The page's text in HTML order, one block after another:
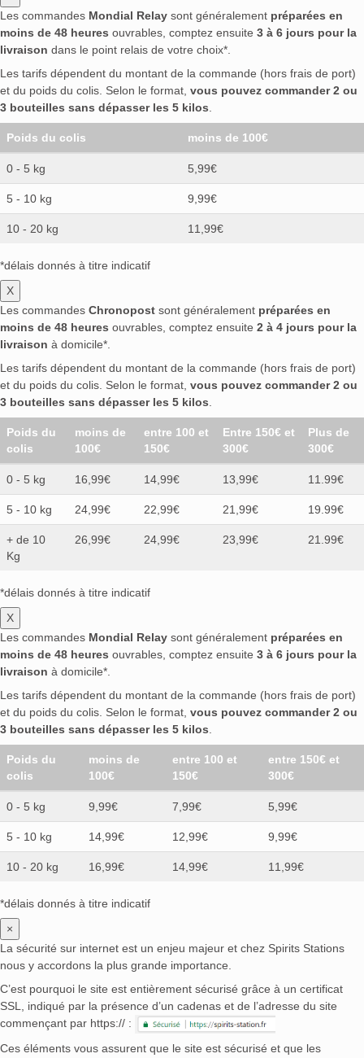
Les commandes Mondial Relay sont généralement préparées en
moins de 48 heures ouvrables, comptez ensuite 3 à 6 jours pour la
livraison dans le point relais de votre choix*.
Les tarifs dépendent du montant de la commande (hors frais de port)
et du poids du colis. Selon le format, vous pouvez commander 2 ou
3 bouteilles sans dépasser les 5 kilos.
Poids du colis moins de 100€
0 - 5 kg 5,99€
5 - 10 kg 9,99€
10 - 20 kg 11,99€
*délais donnés à titre indicatif
X
Les commandes Chronopost sont généralement préparées en
moins de 48 heures ouvrables, comptez ensuite 2 à 4 jours pour la
livraison à domicile*.
Les tarifs dépendent du montant de la commande (hors frais de port)
et du poids du colis. Selon le format, vous pouvez commander 2 ou
3 bouteilles sans dépasser les 5 kilos.
Poids du
colis
moins de
100€
entre 100 et
150€
Entre 150€ et
300€
Plus de
300€
0 - 5 kg 16,99€ 14,99€ 13,99€ 11.99€
5 - 10 kg 24,99€ 22,99€ 21,99€ 19.99€
+ de 10
Kg
26,99€ 24,99€ 23,99€ 21.99€
*délais donnés à titre indicatif
X
Les commandes Mondial Relay sont généralement préparées en
moins de 48 heures ouvrables, comptez ensuite 3 à 6 jours pour la
livraison à domicile*.
Les tarifs dépendent du montant de la commande (hors frais de port)
et du poids du colis. Selon le format, vous pouvez commander 2 ou
3 bouteilles sans dépasser les 5 kilos.
Poids du
colis
moins de
100€
entre 100 et
150€
entre 150€ et
300€
0 - 5 kg 9,99€ 7,99€ 5,99€
5 - 10 kg 14,99€ 12,99€ 9,99€
10 - 20 kg 16,99€ 14,99€ 11,99€
*délais donnés à titre indicatif
×
La sécurité sur internet est un enjeu majeur et chez Spirits Stations
nous y accordons la plus grande importance.
C’est pourquoi le site est entièrement sécurisé grâce à un certificat
SSL, indiqué par la présence d’un cadenas et de l’adresse du site
commençant par https:// :
Ces éléments vous assurent que le site est sécurisé et que les